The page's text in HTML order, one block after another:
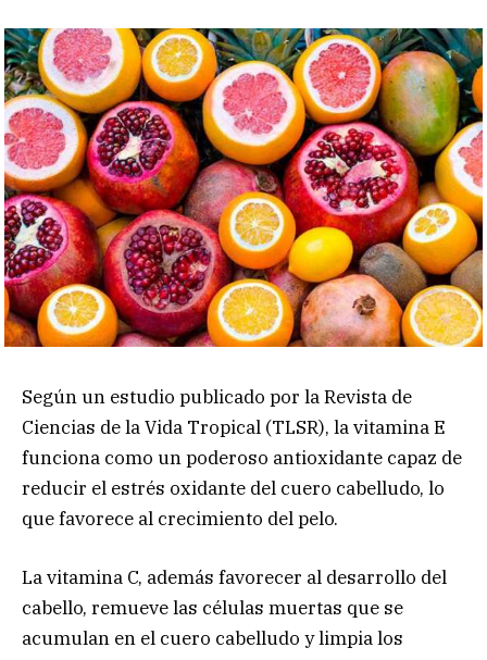
Según un estudio publicado por la Revista de
Ciencias de la Vida Tropical (TLSR), la vitamina E
funciona como un poderoso antioxidante capaz de
reducir el estrés oxidante del cuero cabelludo, lo
que favorece al crecimiento del pelo.
La vitamina C, además favorecer al desarrollo del
cabello, remueve las células muertas que se
acumulan en el cuero cabelludo y limpia los